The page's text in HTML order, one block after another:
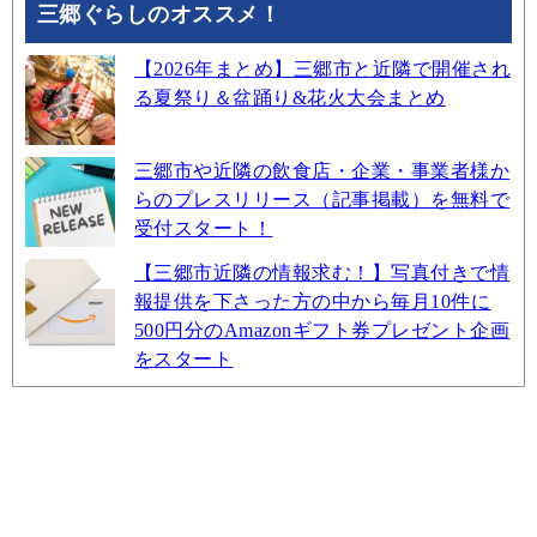
三郷ぐらしのオススメ！
【2026年まとめ】三郷市と近隣で開催され
る夏祭り＆盆踊り&花火大会まとめ
三郷市や近隣の飲食店・企業・事業者様か
らのプレスリリース（記事掲載）を無料で
受付スタート！
【三郷市近隣の情報求む！】写真付きで情
報提供を下さった方の中から毎月10件に
500円分のAmazonギフト券プレゼント企画
をスタート